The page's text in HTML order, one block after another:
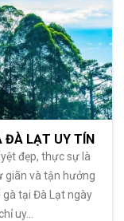
ĐÀ LẠT UY TÍN
đẹp, thực sự là
giãn và tận hưởng
gà tại Đà Lạt ngày
uy…